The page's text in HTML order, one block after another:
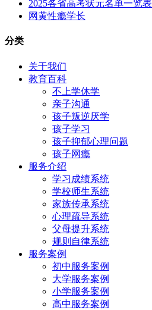
2025各省高考状元名单一览表
网黄性瘾学长
分类
关于我们
教育百科
不上学休学
亲子沟通
孩子叛逆厌学
孩子学习
孩子抑郁心理问题
孩子网瘾
服务介绍
学习成绩系统
学校师生系统
家族传承系统
心理疏导系统
父母提升系统
规则自律系统
服务案例
初中服务案例
大学服务案例
小学服务案例
高中服务案例